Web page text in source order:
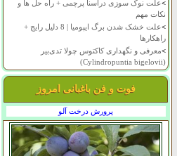
>علت نوک سوزی دراسنا پرچمی + راه حل ها و
نکات مهم
>
علت خشک شدن برگ ایپومیا | 8 دلیل رایج +
راهکارها
>معرفی و نگهداری کاکتوس چولا تدی‌بیر
(Cylindropuntia bigelovii)
فوت و فن باغبانی امروز
پرورش درخت آلو